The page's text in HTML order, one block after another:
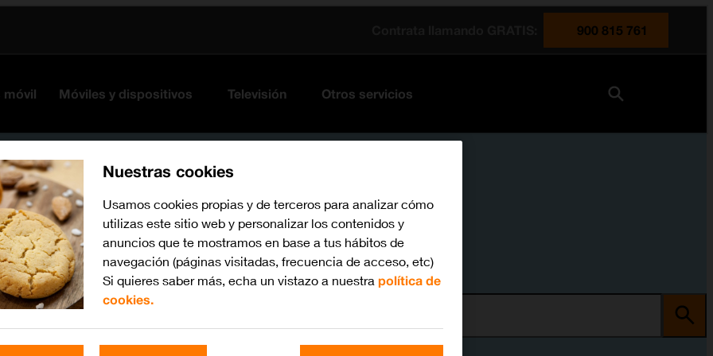
900 815 761
móvil Móviles y dispositivos Televisión Otros servicios
Nuestras cookies
Usamos cookies propias y de terceros para analizar cómo
utilizas este sitio web y personalizar los contenidos y
anuncios que te mostramos en base a tus hábitos de
navegación (páginas visitadas, frecuencia de acceso, etc)
Si quieres saber más, echa un vistazo a nuestra política de
cookies.